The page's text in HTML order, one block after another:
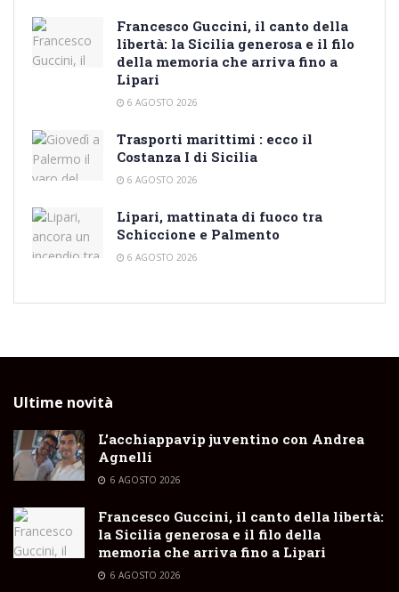
Francesco Guccini, il canto della
libertà: la Sicilia generosa e il filo
della memoria che arriva fino a
Lipari
6 AGOSTO 2026
Trasporti marittimi : ecco il
Costanza I di Sicilia
6 AGOSTO 2026
Lipari, mattinata di fuoco tra
Schiccione e Palmento
6 AGOSTO 2026
Ultime novità
L’acchiappavip juventino con Andrea
Agnelli
6 AGOSTO 2026
Francesco Guccini, il canto della libertà:
la Sicilia generosa e il filo della
memoria che arriva fino a Lipari
6 AGOSTO 2026